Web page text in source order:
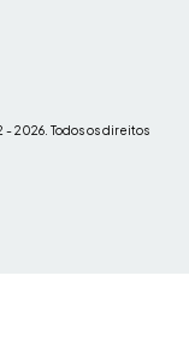
2026. Todos os direitos